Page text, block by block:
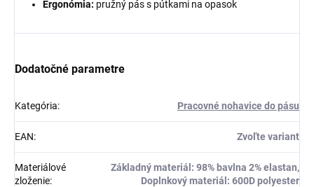
Ergonómia: pružný pás s pútkami na opasok
Dodatočné parametre
Kategória: Pracovné nohavice do pásu
EAN: Zvoľte variant
Materiálové
zloženie:
Základný materiál: 98% bavlna 2% elastan,
Doplnkový materiál: 600D polyester